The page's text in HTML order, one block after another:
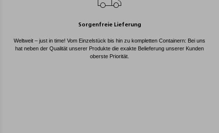
Sorgenfreie Lieferung
Weltweit – just in time! Vom Einzelstück bis hin zu kompletten Containern: Bei uns
hat neben der Qualität unserer Produkte die exakte Belieferung unserer Kunden
oberste Priorität.